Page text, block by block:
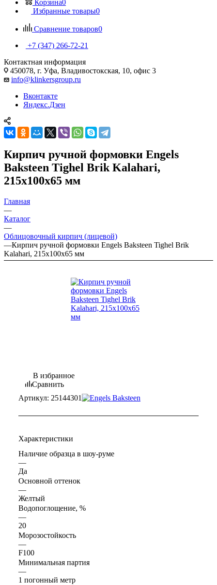
Корзина0
Избранные товары0
Сравнение товаров0
+7 (347) 266-72-21
Контактная информация
450078, г. Уфа, Владивостокская, 10, офис 3
info@klinkersgroup.ru
Вконтакте
Яндекс.Дзен
Кирпич ручной формовки Engels
Baksteen Tighel Brik Kalahari,
215х100х65 мм
Главная
—
Каталог
—
Облицовочный кирпич (лицевой)
—Кирпич ручной формовки Engels Baksteen Tighel Brik
Kalahari, 215х100х65 мм
В избранное
Сравнить
Артикул: 25144301
Характеристики
Наличие образца в шоу-руме
—
Да
Основной оттенок
—
Желтый
Водопоглощение, %
—
20
Морозостойкость
—
F100
Минимальная партия
—
1 погонный метр